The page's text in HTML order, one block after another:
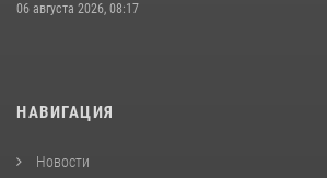
06 августа 2026, 08:17
НАВИГАЦИЯ
Новости